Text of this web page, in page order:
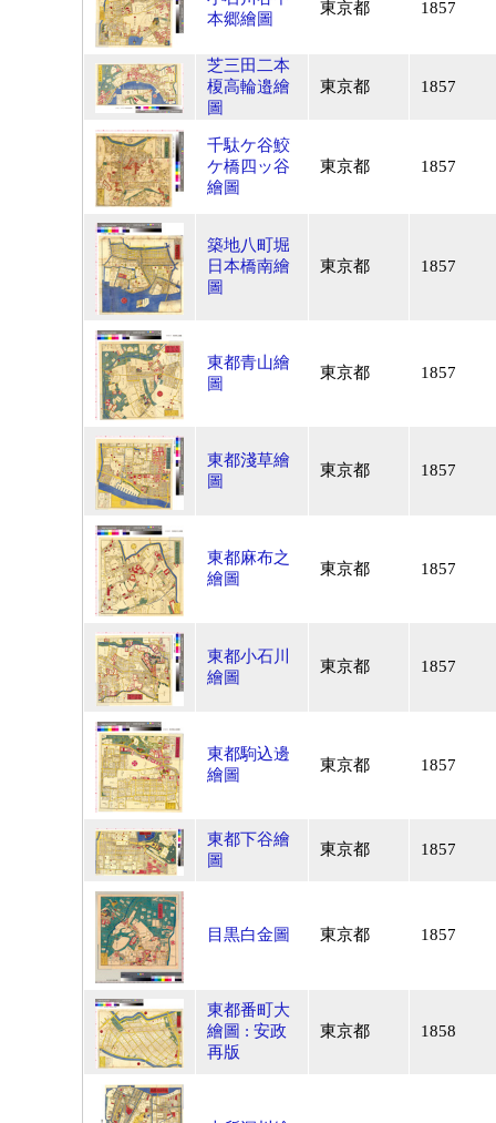
本郷繪圖
東京都 1857
芝三田二本
榎高輪邉繪
圖
東京都 1857
千駄ケ谷鮫
ケ橋四ッ谷
繪圖
東京都 1857
築地八町堀
日本橋南繪
圖
東京都 1857
東都青山繪
圖
東京都 1857
東都淺草繪
圖
東京都 1857
東都麻布之
繪圖
東京都 1857
東都小石川
繪圖
東京都 1857
東都駒込邊
繪圖
東京都 1857
東都下谷繪
圖
東京都 1857
目黒白金圖 東京都 1857
東都番町大
繪圖 : 安政
再版
東京都 1858